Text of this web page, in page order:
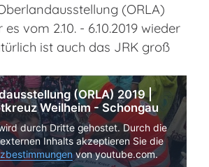
(ORLA)
vom 2.10. - 6.10.2019 wieder
ist auch das JRK groß
(ORLA) 2019 |
Weilheim - Schongau
durch Dritte gehostet. Durch die
Inhalts akzeptieren Sie die
von youtube.com.